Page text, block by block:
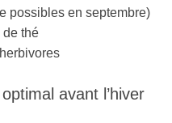
possibles en septembre)
de thé
avant l’hiver